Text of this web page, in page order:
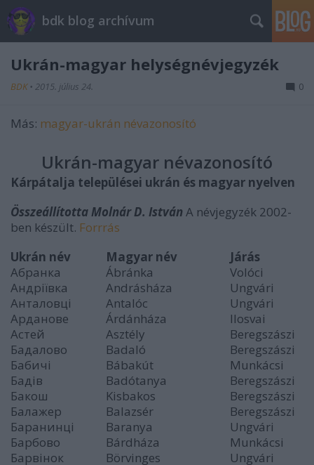
bdk blog archívum
Ukrán-magyar helységnévjegyzék
BDK • 2015. július 24. 0
Más: magyar-ukrán névazonosító
Ukrán-magyar névazonosító
Kárpátalja települései ukrán és magyar nyelven
Összeállította Molnár D. István A névjegyzék 2002-
ben készült. Forrrás
Ukrán név
Magyar név
Járás
Абранка
Ábránka
Volóci
Андріївка
Andrásháza
Ungvári
Анталовці
Antalóc
Ungvári
Арданове
Árdánháza
Ilosvai
Астей
Asztély
Beregszászi
Бaдалово
Badaló
Beregszászi
Бабичі
Bábakút
Munkácsi
Бадів
Badótanya
Beregszászi
Бакош
Kisbakos
Beregszászi
Балажер
Balazsér
Beregszászi
Баранинці
Baranya
Ungvári
Барбово
Bárdháza
Munkácsi
Барвінок
Börvinges
Ungvári